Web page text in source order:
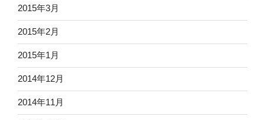
2015年3月
2015年2月
2015年1月
2014年12月
2014年11月